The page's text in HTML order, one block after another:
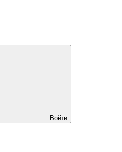
Войти